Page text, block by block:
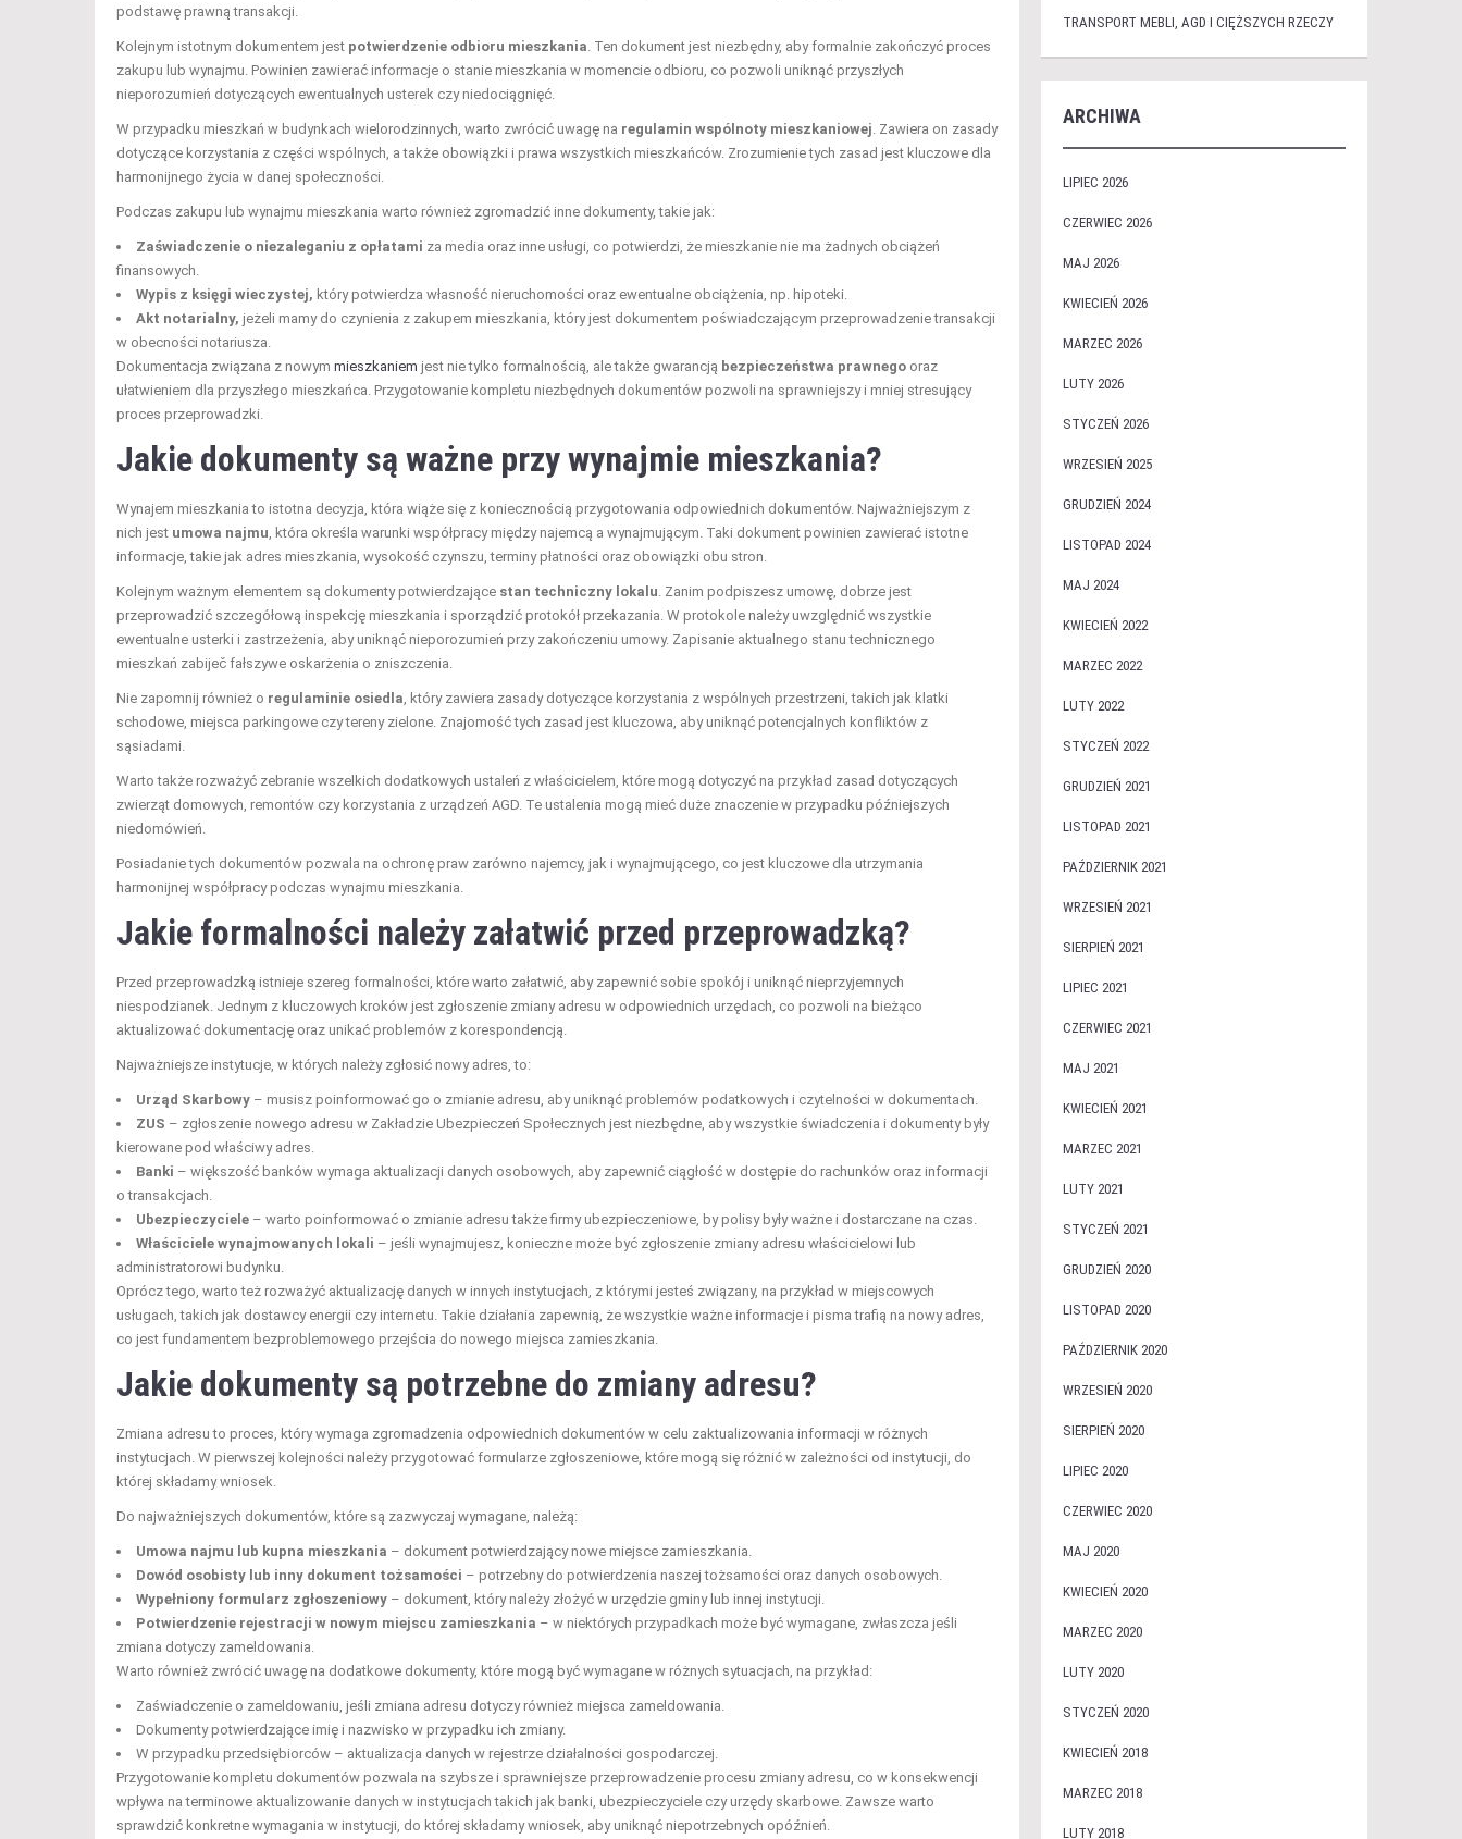
podstawę prawną transakcji.
Kolejnym istotnym dokumentem jest potwierdzenie odbioru mieszkania. Ten dokument jest niezbędny, aby formalnie zakończyć proces
zakupu lub wynajmu. Powinien zawierać informacje o stanie mieszkania w momencie odbioru, co pozwoli uniknąć przyszłych
nieporozumień dotyczących ewentualnych usterek czy niedociągnięć.
W przypadku mieszkań w budynkach wielorodzinnych, warto zwrócić uwagę na regulamin wspólnoty mieszkaniowej. Zawiera on zasady
dotyczące korzystania z części wspólnych, a także obowiązki i prawa wszystkich mieszkańców. Zrozumienie tych zasad jest kluczowe dla
harmonijnego życia w danej społeczności.
Podczas zakupu lub wynajmu mieszkania warto również zgromadzić inne dokumenty, takie jak:
Zaświadczenie o niezaleganiu z opłatami za media oraz inne usługi, co potwierdzi, że mieszkanie nie ma żadnych obciążeń
finansowych.
Wypis z księgi wieczystej, który potwierdza własność nieruchomości oraz ewentualne obciążenia, np. hipoteki.
Akt notarialny, jeżeli mamy do czynienia z zakupem mieszkania, który jest dokumentem poświadczającym przeprowadzenie transakcji
w obecności notariusza.
Dokumentacja związana z nowym mieszkaniem jest nie tylko formalnością, ale także gwarancją bezpieczeństwa prawnego oraz
ułatwieniem dla przyszłego mieszkańca. Przygotowanie kompletu niezbędnych dokumentów pozwoli na sprawniejszy i mniej stresujący
proces przeprowadzki.
Jakie dokumenty są ważne przy wynajmie mieszkania?
Wynajem mieszkania to istotna decyzja, która wiąże się z koniecznością przygotowania odpowiednich dokumentów. Najważniejszym z
nich jest umowa najmu, która określa warunki współpracy między najemcą a wynajmującym. Taki dokument powinien zawierać istotne
informacje, takie jak adres mieszkania, wysokość czynszu, terminy płatności oraz obowiązki obu stron.
Kolejnym ważnym elementem są dokumenty potwierdzające stan techniczny lokalu. Zanim podpiszesz umowę, dobrze jest
przeprowadzić szczegółową inspekcję mieszkania i sporządzić protokół przekazania. W protokole należy uwzględnić wszystkie
ewentualne usterki i zastrzeżenia, aby uniknąć nieporozumień przy zakończeniu umowy. Zapisanie aktualnego stanu technicznego
mieszkań zabiječ fałszywe oskarżenia o zniszczenia.
Nie zapomnij również o regulaminie osiedla, który zawiera zasady dotyczące korzystania z wspólnych przestrzeni, takich jak klatki
schodowe, miejsca parkingowe czy tereny zielone. Znajomość tych zasad jest kluczowa, aby uniknąć potencjalnych konfliktów z
sąsiadami.
Warto także rozważyć zebranie wszelkich dodatkowych ustaleń z właścicielem, które mogą dotyczyć na przykład zasad dotyczących
zwierząt domowych, remontów czy korzystania z urządzeń AGD. Te ustalenia mogą mieć duże znaczenie w przypadku późniejszych
niedomówień.
Posiadanie tych dokumentów pozwala na ochronę praw zarówno najemcy, jak i wynajmującego, co jest kluczowe dla utrzymania
harmonijnej współpracy podczas wynajmu mieszkania.
Jakie formalności należy załatwić przed przeprowadzką?
Przed przeprowadzką istnieje szereg formalności, które warto załatwić, aby zapewnić sobie spokój i uniknąć nieprzyjemnych
niespodzianek. Jednym z kluczowych kroków jest zgłoszenie zmiany adresu w odpowiednich urzędach, co pozwoli na bieżąco
aktualizować dokumentację oraz unikać problemów z korespondencją.
Najważniejsze instytucje, w których należy zgłosić nowy adres, to:
Urząd Skarbowy – musisz poinformować go o zmianie adresu, aby uniknąć problemów podatkowych i czytelności w dokumentach.
ZUS – zgłoszenie nowego adresu w Zakładzie Ubezpieczeń Społecznych jest niezbędne, aby wszystkie świadczenia i dokumenty były
kierowane pod właściwy adres.
Banki – większość banków wymaga aktualizacji danych osobowych, aby zapewnić ciągłość w dostępie do rachunków oraz informacji
o transakcjach.
Ubezpieczyciele – warto poinformować o zmianie adresu także firmy ubezpieczeniowe, by polisy były ważne i dostarczane na czas.
Właściciele wynajmowanych lokali – jeśli wynajmujesz, konieczne może być zgłoszenie zmiany adresu właścicielowi lub
administratorowi budynku.
Oprócz tego, warto też rozważyć aktualizację danych w innych instytucjach, z którymi jesteś związany, na przykład w miejscowych
usługach, takich jak dostawcy energii czy internetu. Takie działania zapewnią, że wszystkie ważne informacje i pisma trafią na nowy adres,
co jest fundamentem bezproblemowego przejścia do nowego miejsca zamieszkania.
Jakie dokumenty są potrzebne do zmiany adresu?
Zmiana adresu to proces, który wymaga zgromadzenia odpowiednich dokumentów w celu zaktualizowania informacji w różnych
instytucjach. W pierwszej kolejności należy przygotować formularze zgłoszeniowe, które mogą się różnić w zależności od instytucji, do
której składamy wniosek.
Do najważniejszych dokumentów, które są zazwyczaj wymagane, należą:
Umowa najmu lub kupna mieszkania – dokument potwierdzający nowe miejsce zamieszkania.
Dowód osobisty lub inny dokument tożsamości – potrzebny do potwierdzenia naszej tożsamości oraz danych osobowych.
Wypełniony formularz zgłoszeniowy – dokument, który należy złożyć w urzędzie gminy lub innej instytucji.
Potwierdzenie rejestracji w nowym miejscu zamieszkania – w niektórych przypadkach może być wymagane, zwłaszcza jeśli
zmiana dotyczy zameldowania.
Warto również zwrócić uwagę na dodatkowe dokumenty, które mogą być wymagane w różnych sytuacjach, na przykład:
Zaświadczenie o zameldowaniu, jeśli zmiana adresu dotyczy również miejsca zameldowania.
Dokumenty potwierdzające imię i nazwisko w przypadku ich zmiany.
W przypadku przedsiębiorców – aktualizacja danych w rejestrze działalności gospodarczej.
Przygotowanie kompletu dokumentów pozwala na szybsze i sprawniejsze przeprowadzenie procesu zmiany adresu, co w konsekwencji
wpływa na terminowe aktualizowanie danych w instytucjach takich jak banki, ubezpieczyciele czy urzędy skarbowe. Zawsze warto
sprawdzić konkretne wymagania w instytucji, do której składamy wniosek, aby uniknąć niepotrzebnych opóźnień.
TRANSPORT MEBLI, AGD I CIĘŻSZYCH RZECZY
ARCHIWA
LIPIEC 2026
CZERWIEC 2026
MAJ 2026
KWIECIEŃ 2026
MARZEC 2026
LUTY 2026
STYCZEŃ 2026
WRZESIEŃ 2025
GRUDZIEŃ 2024
LISTOPAD 2024
MAJ 2024
KWIECIEŃ 2022
MARZEC 2022
LUTY 2022
STYCZEŃ 2022
GRUDZIEŃ 2021
LISTOPAD 2021
PAŹDZIERNIK 2021
WRZESIEŃ 2021
SIERPIEŃ 2021
LIPIEC 2021
CZERWIEC 2021
MAJ 2021
KWIECIEŃ 2021
MARZEC 2021
LUTY 2021
STYCZEŃ 2021
GRUDZIEŃ 2020
LISTOPAD 2020
PAŹDZIERNIK 2020
WRZESIEŃ 2020
SIERPIEŃ 2020
LIPIEC 2020
CZERWIEC 2020
MAJ 2020
KWIECIEŃ 2020
MARZEC 2020
LUTY 2020
STYCZEŃ 2020
KWIECIEŃ 2018
MARZEC 2018
LUTY 2018